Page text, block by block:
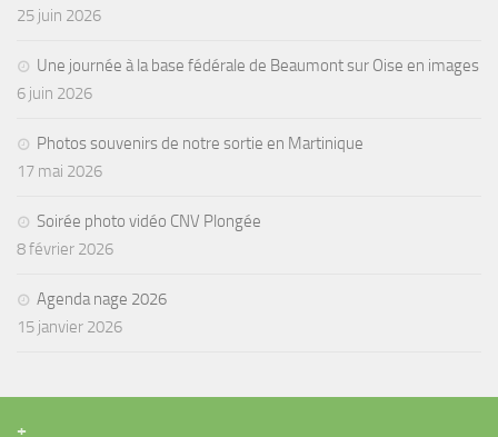
25 juin 2026
Une journée à la base fédérale de Beaumont sur Oise en images
6 juin 2026
Photos souvenirs de notre sortie en Martinique
17 mai 2026
Soirée photo vidéo CNV Plongée
8 février 2026
Agenda nage 2026
15 janvier 2026
+